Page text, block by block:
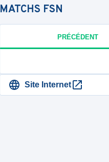
MATCHS FSN
PRÉCÉDENT
Site Internet